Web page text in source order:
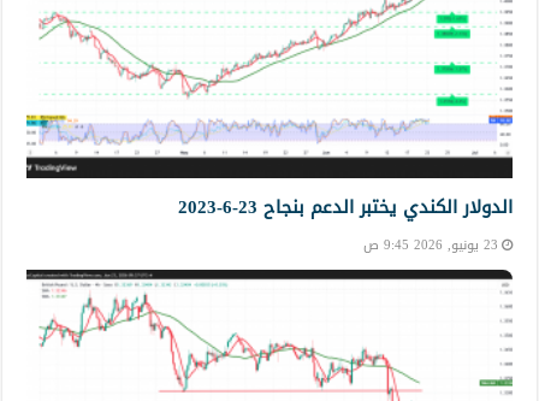
الدولار الكندي يختبر الدعم بنجاح 23-6-2023
23 يونيو, 2026 9:45 ص